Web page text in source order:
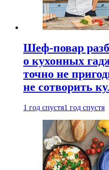
Шеф-повар
о кухонных
точно не
не сотворить
1 год спустя1 год спустя